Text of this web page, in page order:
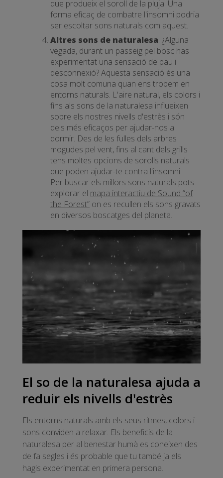
que produeix el soroll de la pluja. Una
forma eficaç de combatre l'insomni podria
ser escoltar sons naturals com aquest.
Altres sons de naturalesa. ¿Alguna
vegada, durant un passeig pel bosc has
experimentat una sensació de pau i
desconnexió? Aquesta sensació és una
cosa molt comuna quan ens trobem en
entorns naturals. L'aire natural, els colors i
fins als sons de la naturalesa influeixen
sobre els nostres nivells d'estrès i són
dels més eficaços per ajudar-nos a
dormir. Des de les fulles dels arbres
mogudes pel vent, fins al cant dels grills
tens moltes opcions de sorolls naturals
que poden ajudar-te contra l'insomni.
Per buscar els millors sons naturals pots
explorar el mapa interactiu de Sound “of
the Forest” on es recullen els sons gravats
en diversos boscatges del planeta.
El so de la naturalesa ajuda a
reduir els nivells d'estrès
Els entorns naturals amb els seus ritmes, colors i
sons conviden a relaxar. Els beneficis de la
naturalesa per al benestar humà es coneixen des
de fa segles i és probable que tu també ja els
hagis experimentat en primera persona.